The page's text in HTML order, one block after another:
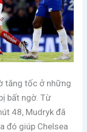
tăng tốc ở những
bất ngờ. Từ
48, Mudryk đã
đó giúp Chelsea